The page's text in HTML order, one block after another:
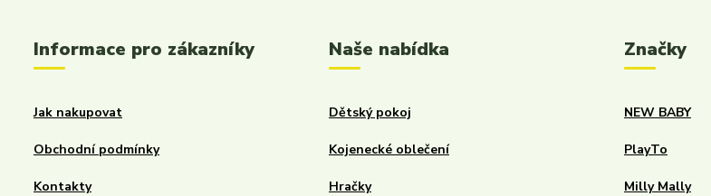
Informace pro zákazníky
Jak nakupovat
Obchodní podmínky
Kontakty
Naše nabídka
Dětský pokoj
Kojenecké oblečení
Hračky
Značky
NEW BABY
PlayTo
Milly Mally